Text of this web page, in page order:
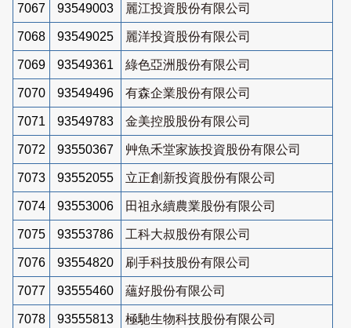
7067 93549003 麗江投資股份有限公司
7068 93549025 麗洋投資股份有限公司
7069 93549361 綠色亞洲股份有限公司
7070 93549496 有森企業股份有限公司
7071 93549783 金美控股股份有限公司
7072 93550367 艸魚禾堂家族投資股份有限公司
7073 93552055 立正創新投資股份有限公司
7074 93553006 田祖永續農業股份有限公司
7075 93553786 工科大叔股份有限公司
7076 93554820 刷手科技股份有限公司
7077 93555460 蘊好股份有限公司
7078 93555813 極馳生物科技股份有限公司